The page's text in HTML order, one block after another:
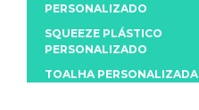
PERSONALIZADO
SQUEEZE PLÁSTICO
PERSONALIZADO
TOALHA PERSONALIZADA